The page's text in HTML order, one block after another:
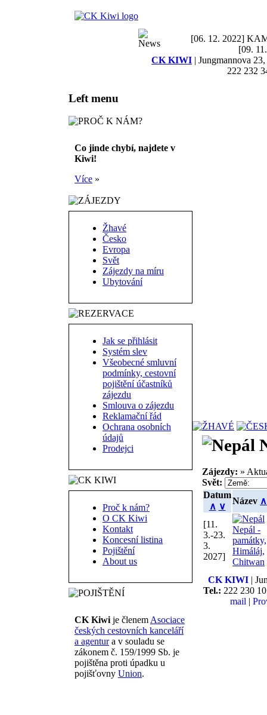
[06. 12. 2022]
[09.
CK KIWI | Jungmannova
222 232
Left menu
Co jinde chybí, najdete v
Kiwi!
Více »
Žhavé
Česko
Evropa
Svět
Zájezdy na míru
Ubytování
Jak se přihlásit
Systém slev
Všeobecné smluvní
podmínky, cestovní
pojištění účastníků
zájezdu
Smlouva o zájezdu
Reklamační řád
Ochrana osobních
údajů
Prodejci
Proč k nám?
O CK Kiwi
Kontakt
Koncesní listina
Pojištění
About us
CK Kiwije členemAsociace
českých cestovních kance­láří
a agentura v souladu se
zákonem č. 159/1999 Sb. je
pojištěna proti úpadku u
pojišťovny Union.
Zájezdy: »
Svět:
Datum
∧ ∨
Název ∧
[11.
3.-23.
3.
2027]
Nepál -
památky,
Himáláj,
Chitwan
CK KIWI |
Tel.: 222 230
mail |